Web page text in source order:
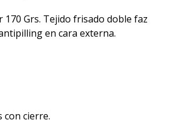
170 Grs. Tejido frisado doble faz
en cara externa.
con cierre.